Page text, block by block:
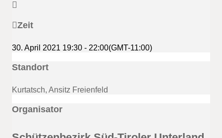
Zeit
30. April 2021 19:30 - 22:00(GMT-11:00)
Standort
Kurtatsch, Ansitz Freienfeld
Organisator